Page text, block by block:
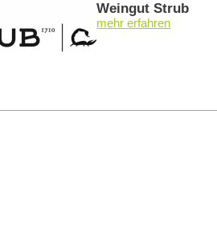
Weingut Strub
mehr erfahren